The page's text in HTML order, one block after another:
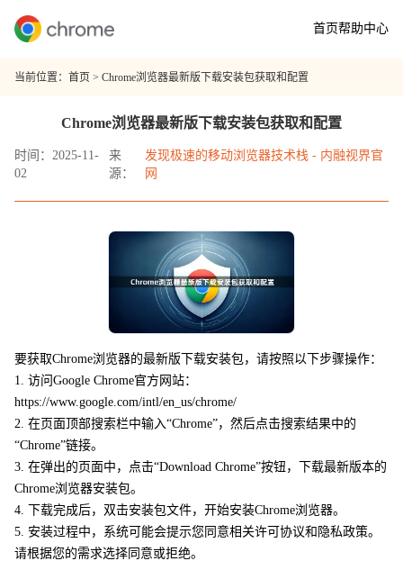
首页帮助中心
当前位置： 首页 > Chrome浏览器最新版下载安装包获取和配置
Chrome浏览器最新版下载安装包获取和配置
时间：2025-11-
02
来
源：
发现极速的移动浏览器技术栈 - 内融视界官
网
要获取Chrome浏览器的最新版下载安装包，请按照以下步骤操作：
1. 访问Google Chrome官方网站：
https://www.google.com/intl/en_us/chrome/
2. 在页面顶部搜索栏中输入“Chrome”，然后点击搜索结果中的
“Chrome”链接。
3. 在弹出的页面中，点击“Download Chrome”按钮，下载最新版本的
Chrome浏览器安装包。
4. 下载完成后，双击安装包文件，开始安装Chrome浏览器。
5. 安装过程中，系统可能会提示您同意相关许可协议和隐私政策。
请根据您的需求选择同意或拒绝。